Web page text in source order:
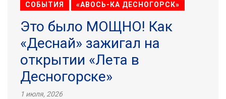
СОБЫТИЯ «АВОСЬ-КА ДЕСНОГОРСК»
Это было МОЩНО! Как
«Деснай» зажигал на
открытии «Лета в
Десногорске»
1 июля, 2026